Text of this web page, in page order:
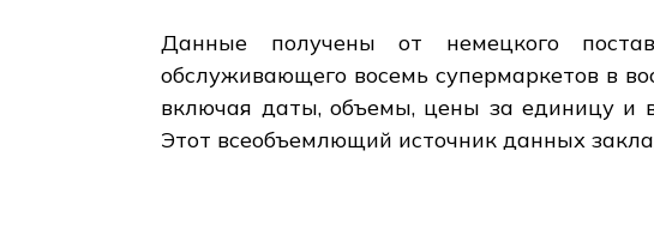
Данные получены от немецкого
обслуживающего восемь супермаркетов в
включая даты, объемы, цены за единицу и
Этот всеобъемлющий источник данных